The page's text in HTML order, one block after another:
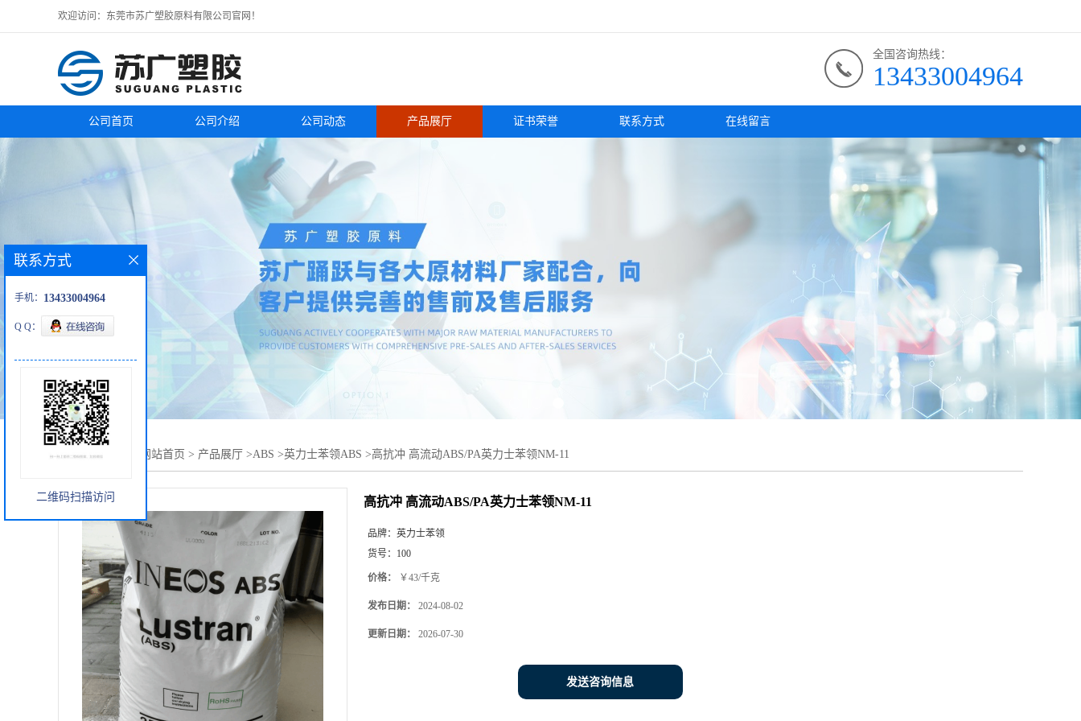
欢迎访问：东莞市苏广塑胶原料有限公司官网！
全国咨询热线：
13433004964
公司首页 公司介绍 公司动态 产品展厅 证书荣誉 联系方式 在线留言
您当前的位置： 网站首页 > 产品展厅 >ABS >英力士苯领ABS >高抗冲 高流动ABS/PA英力士苯领NM-11
高抗冲 高流动ABS/PA英力士苯领NM-11
品牌： 英力士苯领
货号： 100
价格： ￥43/千克
发布日期： 2024-08-02
更新日期： 2026-07-30
发送咨询信息
联系方式
手机： 13433004964
Q Q：
二维码扫描访问